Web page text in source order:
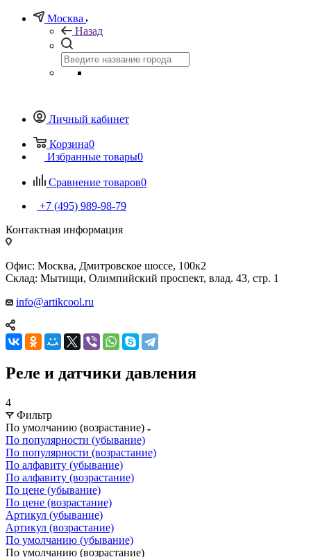
Москва
Назад
Личный кабинет
Корзина0
Избранные товары0
Сравнение товаров0
+7 (495) 989-98-79
Контактная информация
Офис: Москва, Дмитровское шоссе, 100к2
Склад: Мытищи, Олимпийский проспект, влад. 43, стр. 1
info@artikcool.ru
Реле и датчики давления
4
Фильтр
По умолчанию (возрастание)
По популярности (убывание)
По популярности (возрастание)
По алфавиту (убывание)
По алфавиту (возрастание)
По цене (убывание)
По цене (возрастание)
Артикул (убывание)
Артикул (возрастание)
По умолчанию (убывание)
По умолчанию (возрастание)